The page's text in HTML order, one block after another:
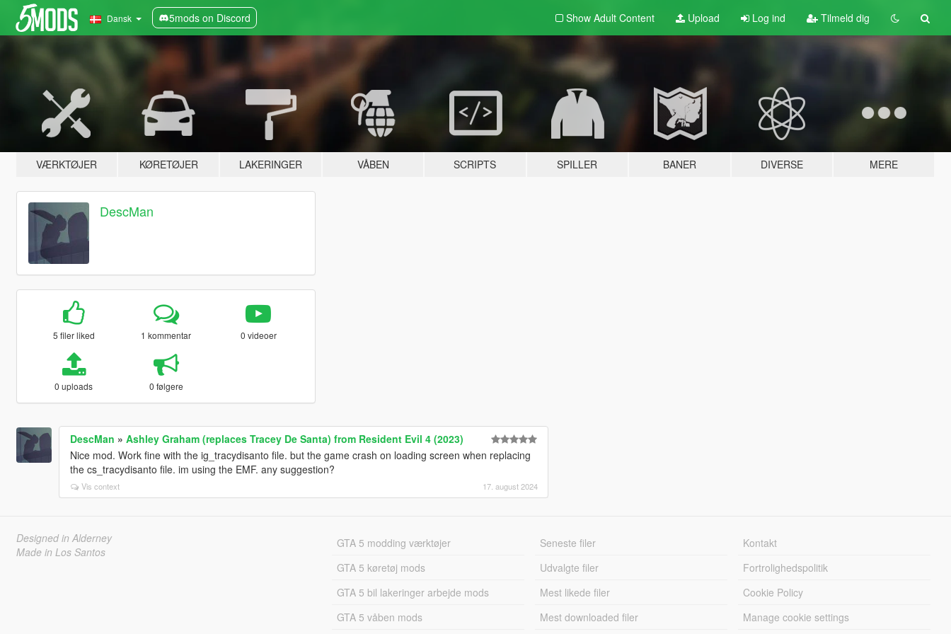
Dansk 5mods on Discord Show Adult Content Upload Log ind Tilmeld dig
VÆRKTØJER KØRETØJER LAKERINGER VÅBEN SCRIPTS SPILLER BANER DIVERSE MERE
DescMan
5 filer liked 1 kommentar 0 videoer
0 uploads 0 følgere
DescMan » Ashley Graham (replaces Tracey De Santa) from Resident Evil 4 (2023)
Nice mod. Work fine with the ig_tracydisanto file. but the game crash on loading screen when replacing
the cs_tracydisanto file. im using the EMF. any suggestion?
Vis context 17. august 2024
Designed in Alderney
Made in Los Santos
GTA 5 modding værktøjer
GTA 5 køretøj mods
GTA 5 bil lakeringer arbejde mods
GTA 5 våben mods
Seneste filer
Udvalgte filer
Mest likede filer
Mest downloaded filer
Kontakt
Fortrolighedspolitik
Cookie Policy
Manage cookie settings